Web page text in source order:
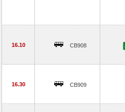
16.10 CB908
16.30 CB909